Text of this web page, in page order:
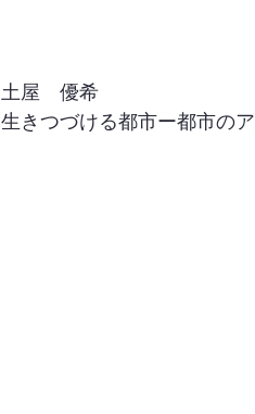
土屋　優希
生きつづける都市ー都市の